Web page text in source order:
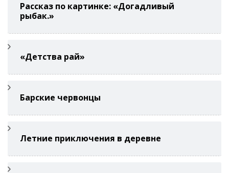
Рассказ по картинке: «Догадливый
рыбак.»
«Детства рай»
Барские червонцы
Летние приключения в деревне